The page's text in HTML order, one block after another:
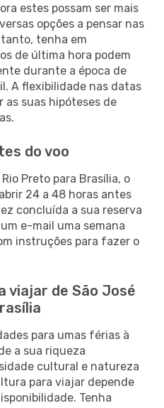
estes possam ser mais
opções a pensar nas
tenha em
de última hora podem
durante a época de
A flexibilidade nas datas
as suas hipóteses de
do voo
Preto para Brasília, o
24 a 48 horas antes
concluída a sua reserva
e-mail uma semana
instruções para fazer o
viajar de São José
para umas férias à
a sua riqueza
cultural e natureza
para viajar depende
Tenha